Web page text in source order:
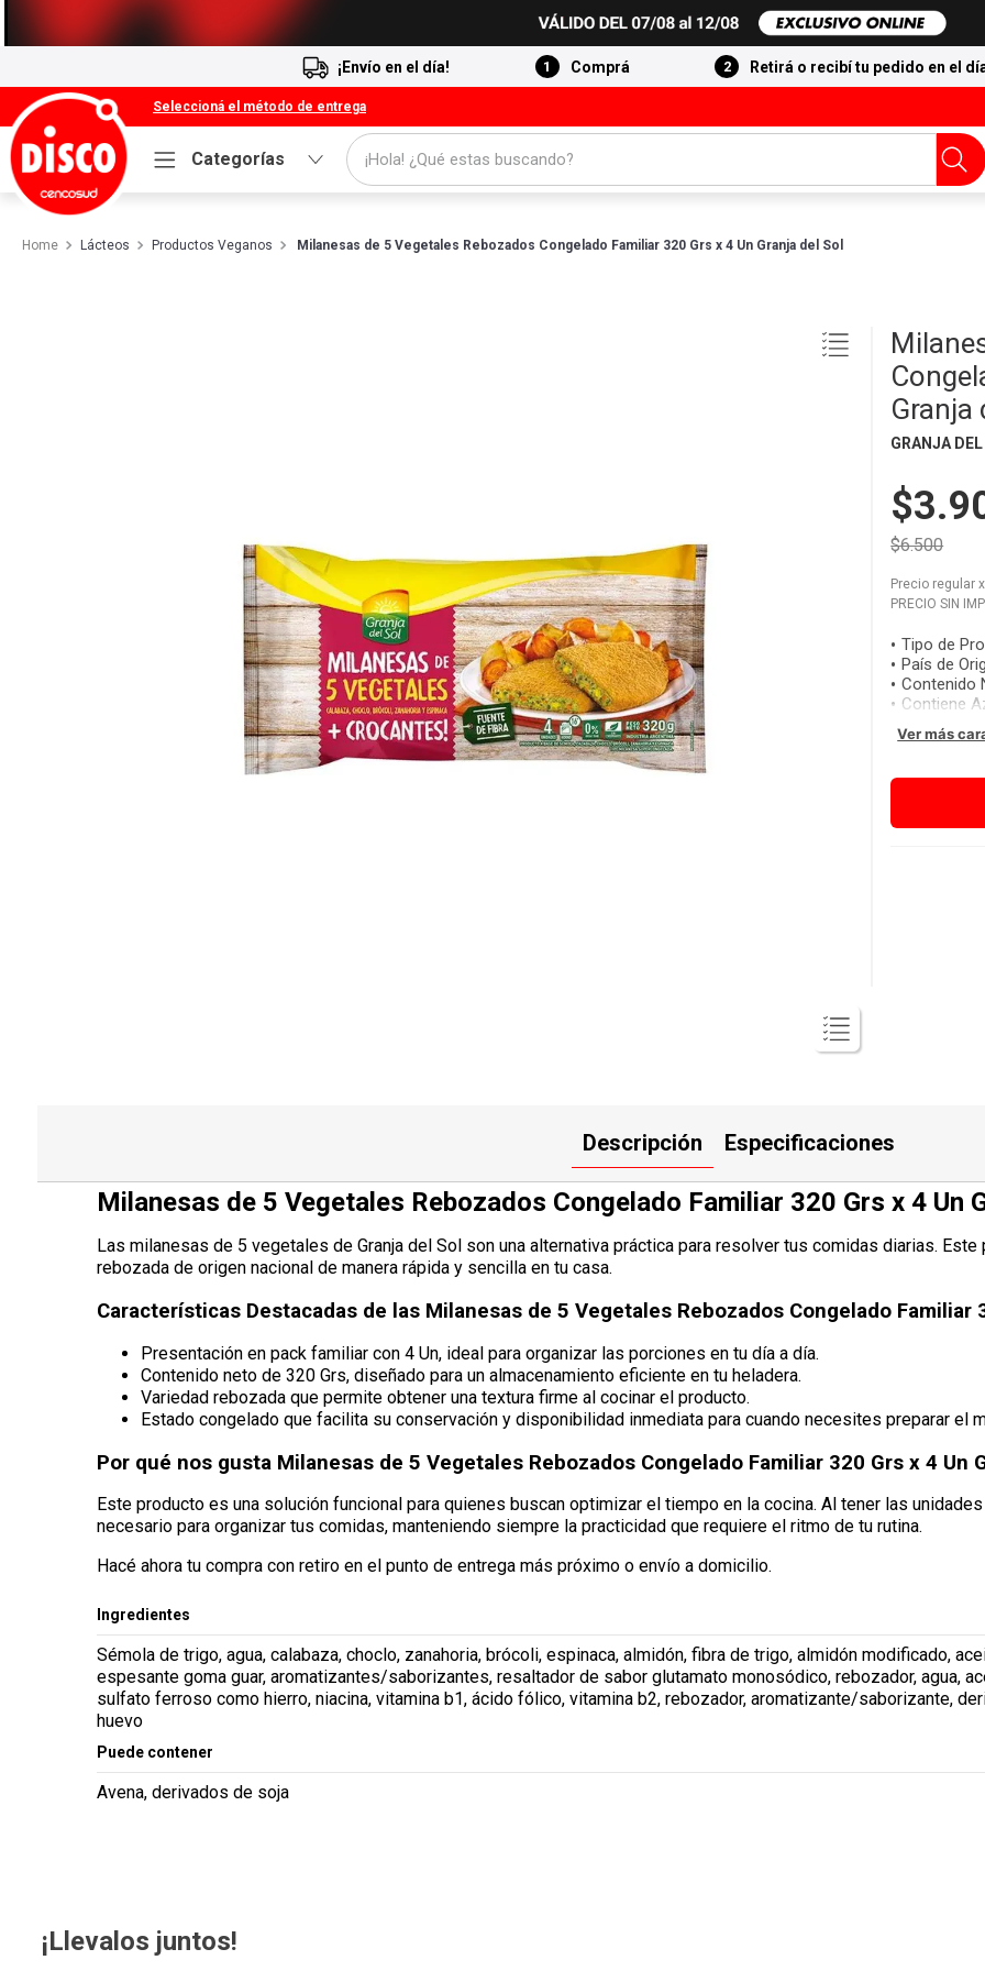
¡Envío en el día! Comprá Retirá o recibí tu pedido en el
Seleccioná el método de entrega
Categorías
¡Hola! ¿Qué estas buscando?
Lácteos Productos Veganos Milanesas de 5 Vegetales Rebozados Congelado Familiar 320 Grs x 4 Un Granja del Sol
Granja
GRANJA
$6.500
Precio regular
PRECIO SIN
Tipo de
País de
Contenido
Contiene
Ver más
Descripción Especificaciones
Milanesas de 5 Vegetales Rebozados Congelado Familiar 320 Grs x 4 Un
Las milanesas de 5 vegetales de Granja del Sol son una alternativa práctica para resolver tus comidas diarias.
rebozada de origen nacional de manera rápida y sencilla en tu casa.
Características Destacadas de las Milanesas de 5 Vegetales Rebozados Congelado Familiar
Presentación en pack familiar con 4 Un, ideal para organizar las porciones en tu día a día.
Contenido neto de 320 Grs, diseñado para un almacenamiento eficiente en tu heladera.
Variedad rebozada que permite obtener una textura firme al cocinar el producto.
Estado congelado que facilita su conservación y disponibilidad inmediata para cuando necesites preparar el
Por qué nos gusta Milanesas de 5 Vegetales Rebozados Congelado Familiar 320 Grs x 4 Un
Este producto es una solución funcional para quienes buscan optimizar el tiempo en la cocina. Al tener las
necesario para organizar tus comidas, manteniendo siempre la practicidad que requiere el ritmo de tu rutina.
Hacé ahora tu compra con retiro en el punto de entrega más próximo o envío a domicilio.
Ingredientes
Sémola de trigo, agua, calabaza, choclo, zanahoria, brócoli, espinaca, almidón, fibra de trigo, almidón modificado,
espesante goma guar, aromatizantes/saborizantes, resaltador de sabor glutamato monosódico, rebozador, agua,
sulfato ferroso como hierro, niacina, vitamina b1, ácido fólico, vitamina b2, rebozador, aromatizante/saborizante,
huevo
Puede contener
Avena, derivados de soja
¡Llevalos juntos!
1.
Cafe
9.
Chocolate
10. Nestle Classic